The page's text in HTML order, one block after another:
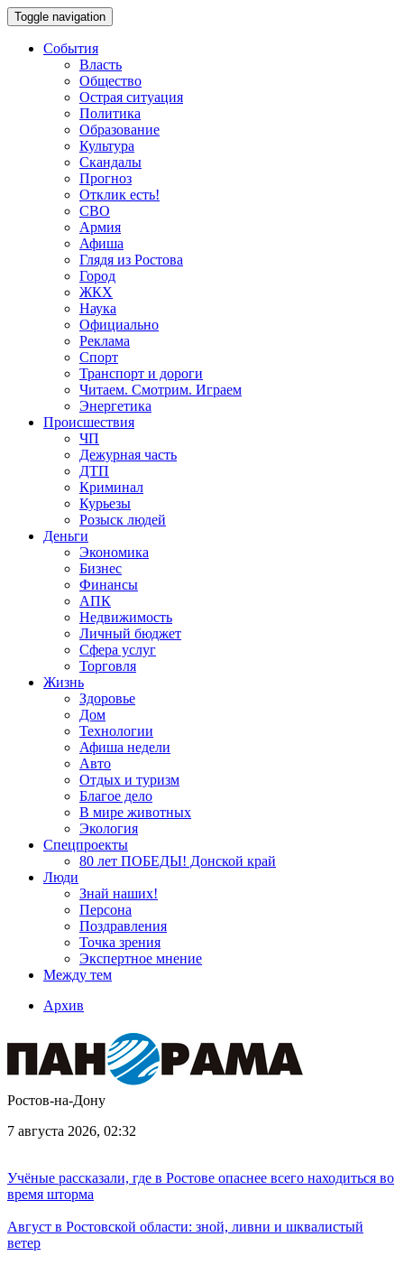
Toggle navigation
События
Власть
Общество
Острая ситуация
Политика
Образование
Культура
Скандалы
Прогноз
Отклик есть!
СВО
Армия
Афиша
Глядя из Ростова
Город
ЖКХ
Наука
Официально
Реклама
Спорт
Транспорт и дороги
Читаем. Смотрим. Играем
Энергетика
Происшествия
ЧП
Дежурная часть
ДТП
Криминал
Курьезы
Розыск людей
Деньги
Экономика
Бизнес
Финансы
АПК
Недвижимость
Личный бюджет
Сфера услуг
Торговля
Жизнь
Здоровье
Дом
Технологии
Афиша недели
Авто
Отдых и туризм
Благое дело
В мире животных
Экология
Спецпроекты
80 лет ПОБЕДЫ! Донской край
Люди
Знай наших!
Персона
Поздравления
Точка зрения
Экспертное мнение
Между тем
Архив
Ростов-на-Дону
7 августа 2026, 02:32
Учёные рассказали, где в Ростове опаснее всего находиться во
время шторма
Август в Ростовской области: зной, ливни и шквалистый
ветер